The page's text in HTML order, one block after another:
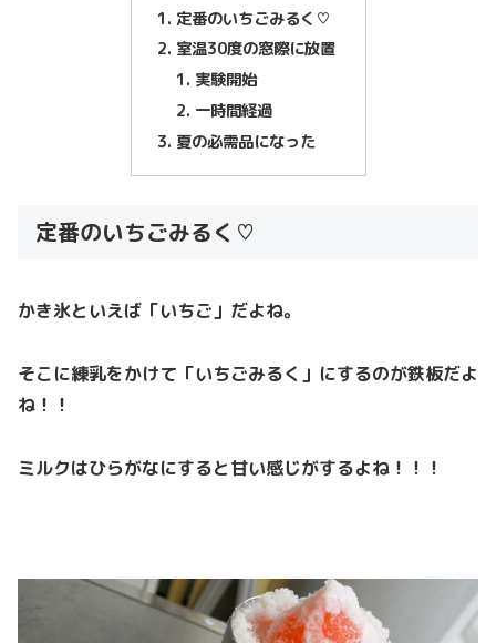
定番のいちごみるく♡
室温30度の窓際に放置
実験開始
一時間経過
夏の必需品になった
定番のいちごみるく♡
かき氷といえば「いちご」だよね。
そこに練乳をかけて「いちごみるく」にするのが鉄板だよ
ね！！
ミルクはひらがなにすると甘い感じがするよね！！！